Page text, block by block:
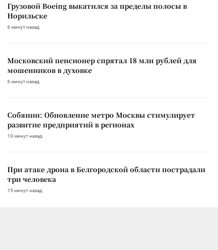
Грузовой Boeing выкатился за пределы полосы в
Норильске
6 минут назад
Московский пенсионер спрятал 18 млн рублей для
мошенников в духовке
6 минут назад
Собянин: Обновление метро Москвы стимулирует
развитие предприятий в регионах
10 минут назад
При атаке дрона в Белгородской области пострадали
три человека
15 минут назад